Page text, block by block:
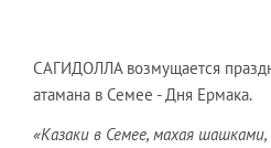
САГИДОЛЛА возмущается
атамана в Семее - Дня Ермака.
«Казаки в Семее, махая